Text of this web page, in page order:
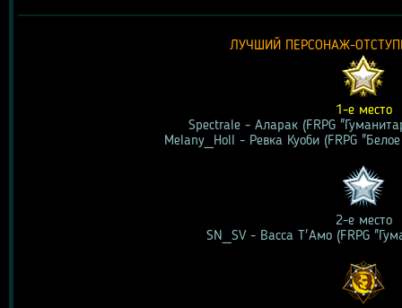
ЛУЧШИЙ ПЕРСОНАЖ-
1-е место
Spectrale - Аларак (FRPG
Melany_Holl - Ревка Куоби (FRPG
2-е место
SN_SV - Васса Т'Амо (FRPG